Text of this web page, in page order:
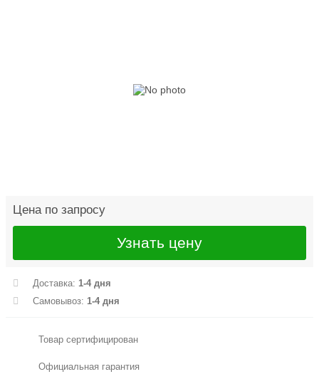
Цена по запросу
Узнать цену
Доставка: 1-4 дня
Самовывоз: 1-4 дня
Товар сертифицирован
Официальная гарантия